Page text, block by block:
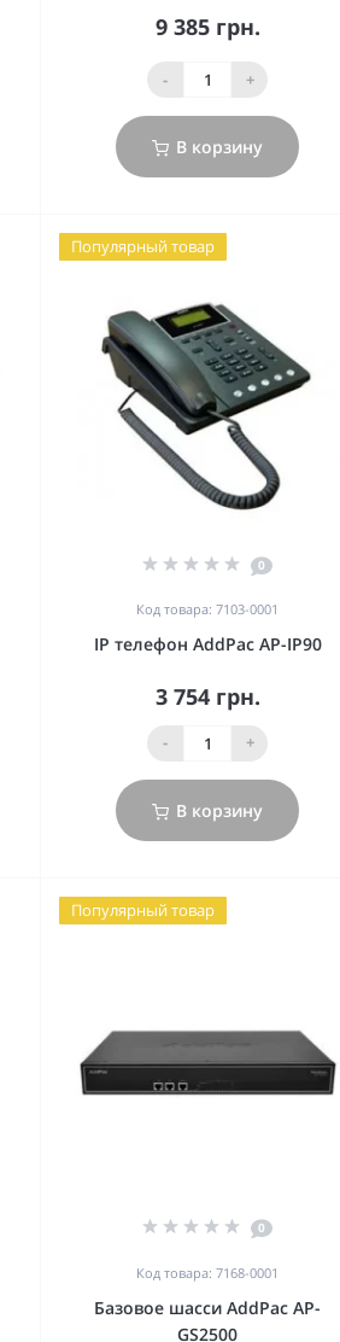
9 385 грн.
- +
В корзину
Популярный товар
0
Код товара: 7103-0001
IP телефон AddPac AP-IP90
3 754 грн.
- +
В корзину
Популярный товар
0
Код товара: 7168-0001
Базовое шасси AddPac AP-
GS2500